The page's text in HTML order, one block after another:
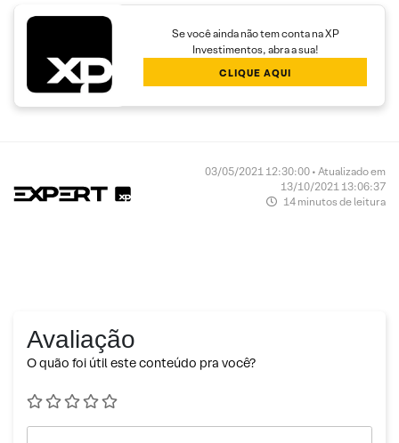
Se você ainda não tem conta na XP
Investimentos, abra a sua!
CLIQUE AQUI
03/05/2021 12:30:00 • Atualizado em
13/10/2021 13:06:37
14 minutos de leitura
Avaliação
O quão foi útil este conteúdo pra você?